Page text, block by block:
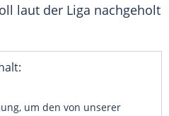
laut der Liga nachgeholt
um den von unserer